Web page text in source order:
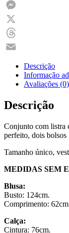
Facebook
Messenger
X
Threads
Descrição
Informação
Avaliações (0)
Descrição
Conjunto com listra
perfeito, dois bolsos
Tamanho único,
MEDIDAS SEM
Blusa:
Busto: 124cm.
Comprimento:
Calça:
Cintura: 76cm.